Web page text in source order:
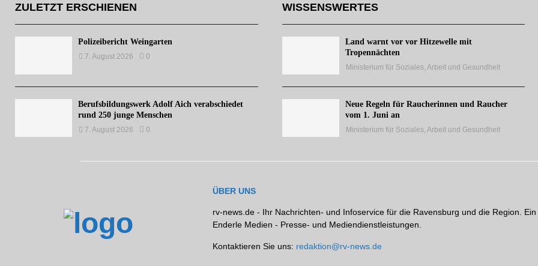
ZULETZT ERSCHIENEN
Polizeibericht Weingarten
7. August 2026 0
Berufsbildungswerk Adolf Aich verabschiedet
rund 250 junge Menschen
7. August 2026 0
WISSENSWERTES
Land warnt vor vor Hitzewelle mit
Tropennächten
Ministerium für Soziales, Arbeit und Gesundheit
Neue Regeln für Raucherinnen und Raucher
vom 1. Juni an
Ministerium für Soziales, Arbeit und Gesundheit
ÜBER UNS
rv-news.de - Ihr Nachrichten- und Infoservice für die Ravensburg und die Region. Ein
Enderle Medien - Presse- und Mediendienstleistungen.
Kontaktieren Sie uns: redaktion@rv-news.de